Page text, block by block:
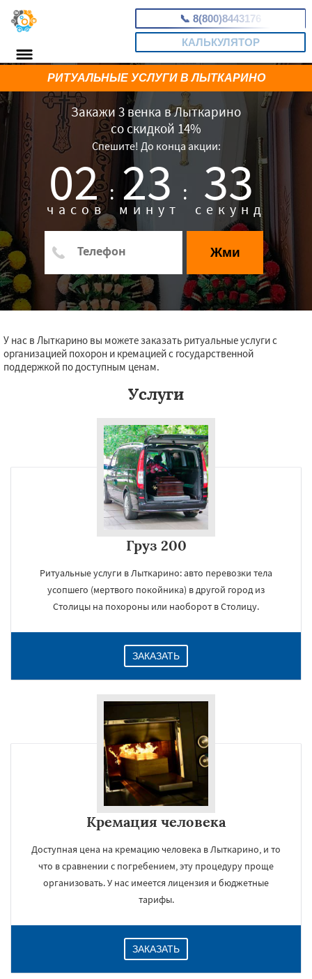
📞 8(800)8443176
КАЛЬКУЛЯТОР
Закажи 3 венка в Лыткарино
со скидкой 14%
Спешите! До конца акции:
02 :
часов 23 :
минут 32
секунд
Жми
РИТУАЛЬНЫЕ УСЛУГИ В ЛЫТКАРИНО
У нас в Лыткарино вы можете заказать ритуальные услуги с
организацией похорон и кремацией с государственной
поддержкой по доступным ценам.
Услуги
Груз 200
Ритуальные услуги в Лыткарино: авто перевозки тела
усопшего (мертвого покойника) в другой город из
Столицы на похороны или наоборот в Столицу.
ЗАКАЗАТЬ
Кремация человека
Доступная цена на кремацию человека в Лыткарино, и то
что в сравнении с погребением, эту процедуру проще
организовать. У нас имеется лицензия и бюджетные
тарифы.
ЗАКАЗАТЬ